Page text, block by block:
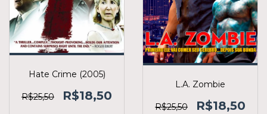
Hate Crime (2005)
R$25,50 R$18,50
L.A. Zombie
R$25,50 R$18,50